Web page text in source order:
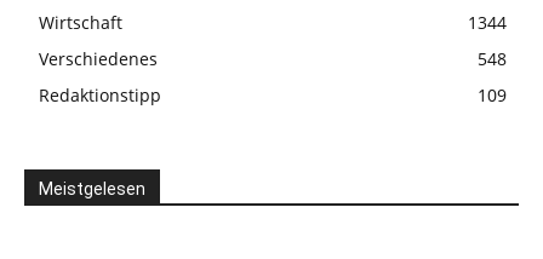
Wirtschaft
1344
Verschiedenes
548
Redaktionstipp
109
Meistgelesen